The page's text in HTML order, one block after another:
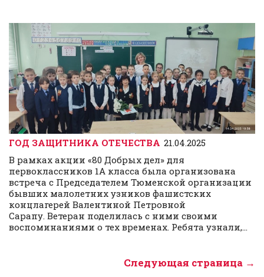
ГОД ЗАЩИТНИКА ОТЕЧЕСТВА 21.04.2025
В рамках акции «80 Добрых дел» для
первоклассников 1А класса была организована
встреча с Председателем Тюменской организации
бывших малолетних узников фашистских
концлагерей Валентиной Петровной
Сарапу. Ветеран поделилась с ними своими
воспоминаниями о тех временах. Ребята узнали,...
Следующая страница →